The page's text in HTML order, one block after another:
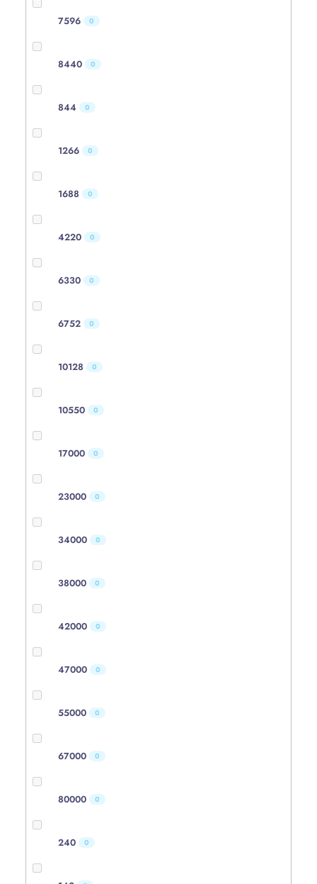
7596 0
8440 0
844 0
1266 0
1688 0
4220 0
6330 0
6752 0
10128 0
10550 0
17000 0
23000 0
34000 0
38000 0
42000 0
47000 0
55000 0
67000 0
80000 0
240 0